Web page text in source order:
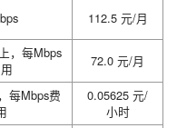
112.5 元/月
，每Mbps
72.0 元/月
每Mbps费
0.05625 元/
小时